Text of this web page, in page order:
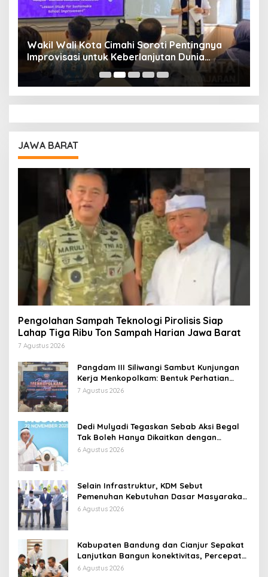
Wakil Wali Kota Cimahi Soroti Pentingnya
Improvisasi untuk Keberlanjutan Dunia
Pendidikan
JAWA BARAT
Pengolahan Sampah Teknologi Pirolisis Siap
Lahap Tiga Ribu Ton Sampah Harian Jawa Barat
7 Agustus 2026
Pangdam III Siliwangi Sambut Kunjungan
Kerja Menkopolkam: Bentuk Perhatian
Pemerintah
7 Agustus 2026
Dedi Mulyadi Tegaskan Sebab Aksi Begal
Tak Boleh Hanya Dikaitkan dengan
Ekonomi
6 Agustus 2026
Selain Infrastruktur, KDM Sebut
Pemenuhan Kebutuhan Dasar Masyarakat
Jadi Fokus APBD Jabar 2027
6 Agustus 2026
Kabupaten Bandung dan Cianjur Sepakat
Lanjutkan Bangun konektivitas, Percepat
Pertumbuhan Ekonomi Daerah
6 Agustus 2026